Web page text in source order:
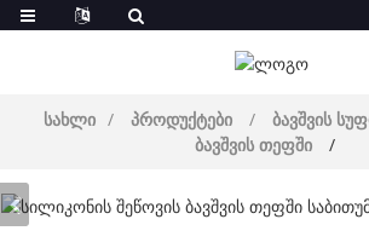
სახლი პროდუქტები
ბავშვის
ბავშვის თეფში